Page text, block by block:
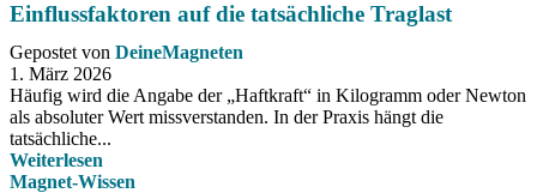
Einflussfaktoren auf die tatsächliche Traglast
Gepostet von DeineMagneten
1. März 2026
Häufig wird die Angabe der „Haftkraft“ in Kilogramm oder Newton
als absoluter Wert missverstanden. In der Praxis hängt die
tatsächliche...
Weiterlesen
Magnet-Wissen